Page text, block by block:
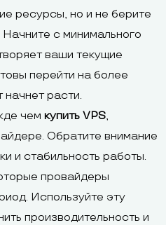
ресурсы, но и не берите
с минимального
ваши текущие
перейти на более
расти.
чем купить VPS,
Обратите внимание
и стабильность работы.
провайдеры
Используйте эту
производительность и